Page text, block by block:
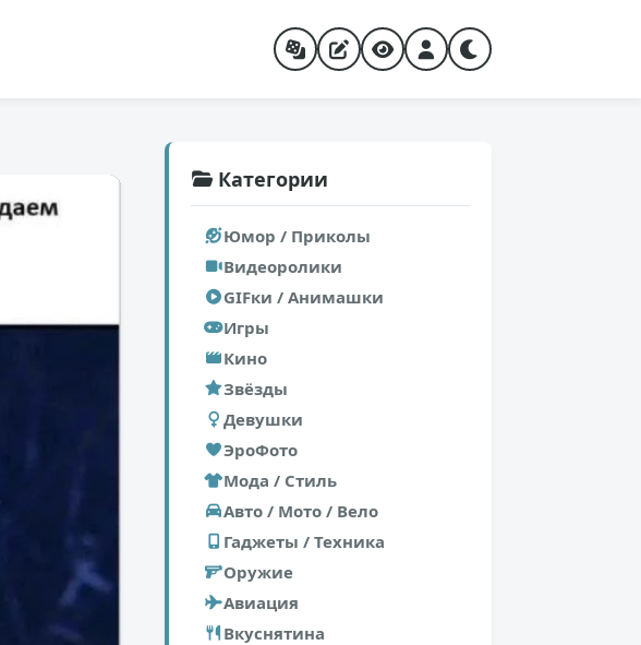
Категории
Юмор / Приколы
Видеоролики
GIFки / Анимашки
Игры
Кино
Звёзды
Девушки
ЭроФото
Мода / Стиль
Авто / Мото / Вело
Гаджеты / Техника
Оружие
Авиация
Вкуснятина